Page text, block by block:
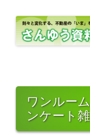
ワンルー
ンケート